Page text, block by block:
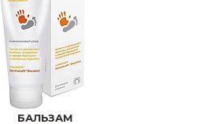
БАЛЬЗАМ